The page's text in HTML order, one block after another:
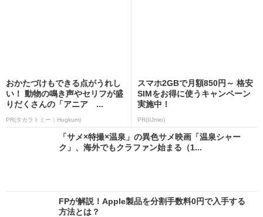
おかたづけもできる点がうれし
い！ 動物の鳴き声やセリフが盛
りだくさんの「アニア ...
PR(タカラトミー｜Hugkum)
スマホ2GBで月額850円～ 格安
SIMをお得に使うキャンペーン
実施中！
PR(IIJmio)
「サメ×特撮×温泉」の異色サメ映画「温泉シャー
ク」、海外でもクラファン始まる（1...
FPが解説！Apple製品を分割手数料0円で入手する
方法とは？